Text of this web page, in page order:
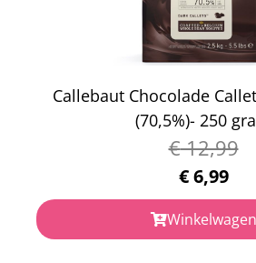
Callebaut Chocolade
(70,5%)- 250
€12,99
€6,99
Winkelwagen